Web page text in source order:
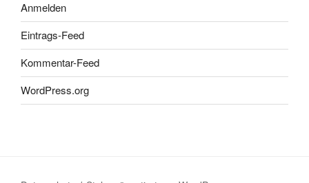
Anmelden
Eintrags-Feed
Kommentar-Feed
WordPress.org